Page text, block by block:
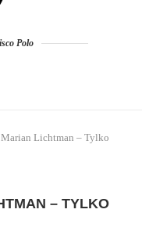
Polo
Lichtman – Tylko
– TYLKO